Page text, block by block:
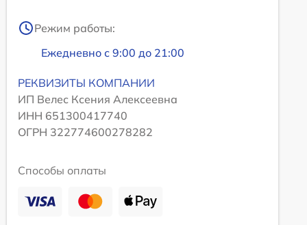
Режим работы:
Ежедневно с 9:00 до 21:00
РЕКВИЗИТЫ КОМПАНИИ
ИП Велес Ксения Алексеевна
ИНН 651300417740
ОГРН 322774600278282
Способы оплаты